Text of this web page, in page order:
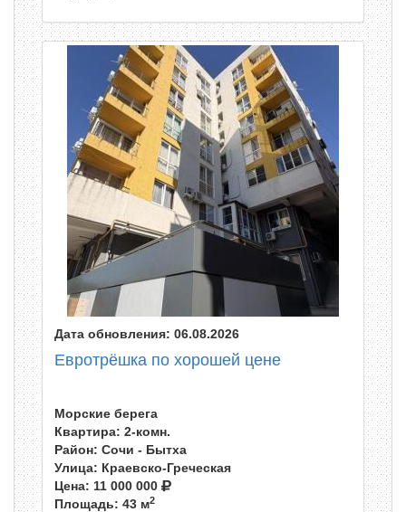
Дата обновления: 06.08.2026
Евротрёшка по хорошей цене
Морские берега
Квартира: 2-комн.
Район: Сочи - Бытха
Улица: Краевско-Греческая
Цена: 11 000 000
Площадь: 43 м2